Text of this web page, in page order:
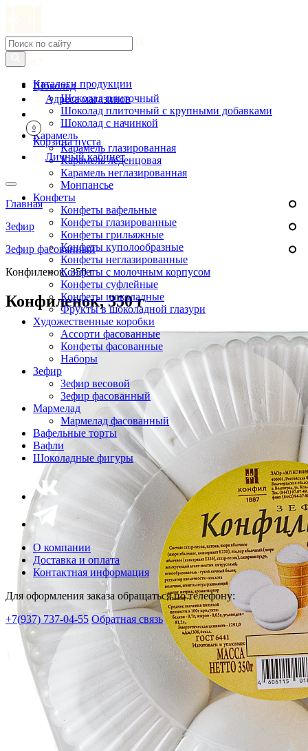
Шоколад
Шоколад плиточный
Шоколад плиточный с крупными добавками
Шоколад с начинкой
Карамель
Карамель глазированная
Карамель леденцовая
Карамель неглазированная
Монпансье
Конфеты
Конфеты вафельные
Конфеты глазированные
Конфеты грильяжные
Конфеты куполообразные
Конфеты неглазированные
Конфеты с молочным корпусом
Конфеты суфлейные
Конфеты шоколадные
Фрукты в шоколадной глазури
Художественные коробки
Ассорти фасованные
Конфеты фасованные
Наборы
Зефир
Зефир весовой
Зефир фасованный
Мармелад
Мармелад фасованный
Вафельные торты
Вафли
Шоколадные фигуры
О компании
Доставка и оплата
Контактная информация
Для оформления заказа обращаться по телефону:
+7(937) 737-04-55 Обратная связь
Каталоги продукции
Адреса магазинов
0
Корзина пуста
Личный кабинет
Главная
Зефир
Зефир фасованный
Конфиленок, 350 г
Конфиленок, 350 г